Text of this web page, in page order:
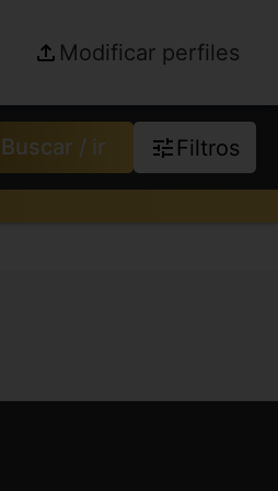
Modificar perfiles
Buscar / ir Filtros